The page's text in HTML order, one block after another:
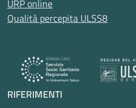
URP online
Qualità percepita ULSS8
RIFERIMENTI